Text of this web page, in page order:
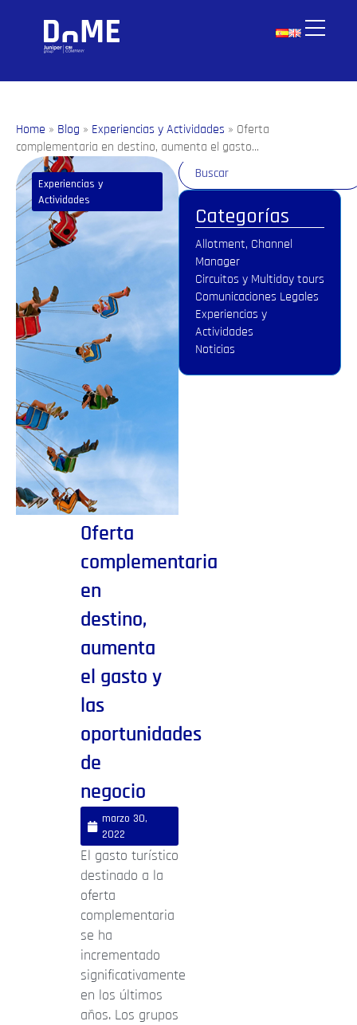
Home » Blog » Experiencias y Actividades » Oferta
complementaria en destino, aumenta el gasto...
Experiencias y
Actividades
Oferta
complementaria
en
destino,
aumenta
el gasto y
las
oportunidades
de
negocio
marzo 30,
2022
El gasto turístico
destinado a la
oferta
complementaria
se ha
incrementado
significativamente
en los últimos
años. Los grupos
Categorías
Allotment, Channel
Manager
Circuitos y Multiday tours
Comunicaciones Legales
Experiencias y
Actividades
Noticias